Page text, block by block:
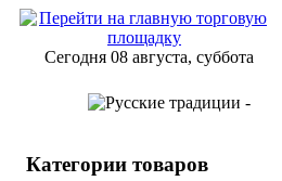
Сегодня 08 августа, суббота
Категории товаров